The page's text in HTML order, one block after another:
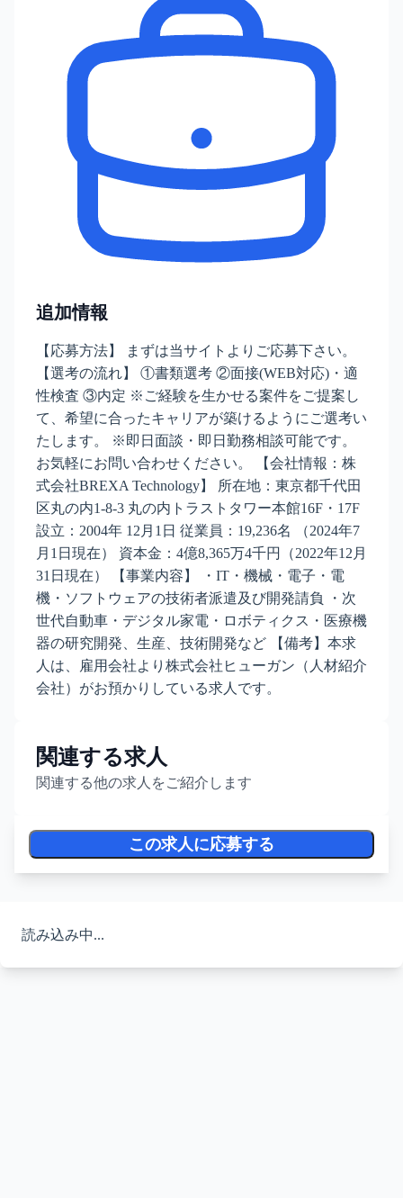
追加情報
【応募方法】 まずは当サイトよりご応募下さい。
【選考の流れ】 ①書類選考 ②面接(WEB対応)・適
性検査 ③内定 ※ご経験を生かせる案件をご提案し
て、希望に合ったキャリアが築けるようにご選考い
たします。 ※即日面談・即日勤務相談可能です。
お気軽にお問い合わせください。 【会社情報：株
式会社BREXA Technology】 所在地：東京都千代田
区丸の内1-8-3 丸の内トラストタワー本館16F・17F
設立：2004年 12月1日 従業員：19,236名 （2024年7
月1日現在） 資本金：4億8,365万4千円（2022年12月
31日現在） 【事業内容】 ・IT・機械・電子・電
機・ソフトウェアの技術者派遣及び開発請負 ・次
世代自動車・デジタル家電・ロボティクス・医療機
器の研究開発、生産、技術開発など 【備考】本求
人は、雇用会社より株式会社ヒューガン（人材紹介
会社）がお預かりしている求人です。
関連する求人
関連する他の求人をご紹介します
この求人に応募する
読み込み中...